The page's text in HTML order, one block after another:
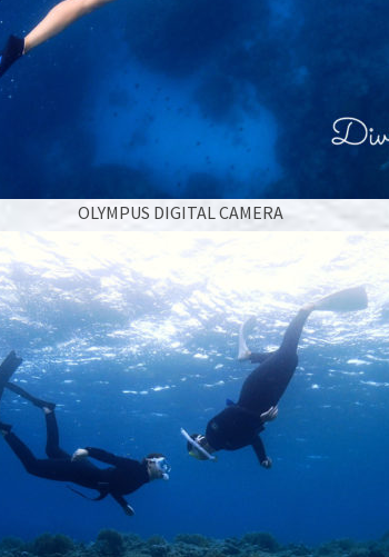
OLYMPUS DIGITAL CAMERA